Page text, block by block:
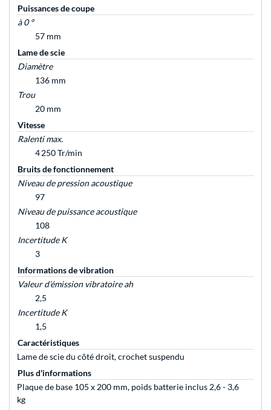
Puissances de coupe
à 0 °
57 mm
Lame de scie
Diamètre
136 mm
Trou
20 mm
Vitesse
Ralenti max.
4 250 Tr/min
Bruits de fonctionnement
Niveau de pression acoustique
97
Niveau de puissance acoustique
108
Incertitude K
3
Informations de vibration
Valeur d’émission vibratoire ah
2,5
Incertitude K
1,5
Caractéristiques
Lame de scie du côté droit, crochet suspendu
Plus d'informations
Plaque de base 105 x 200 mm, poids batterie inclus 2,6 - 3,6
kg